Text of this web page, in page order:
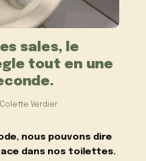
sales, le
tout en une
Verdier
nous pouvons dire
dans nos toilettes.